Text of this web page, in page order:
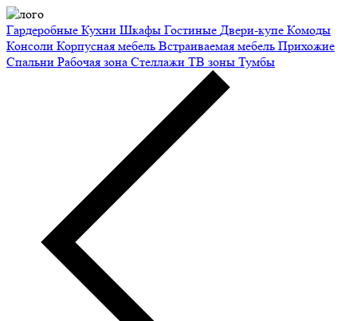
Гардеробные Кухни Шкафы Гостиные Двери-купе Комоды
Консоли Корпусная мебель Встраиваемая мебель Прихожие
Спальни Рабочая зона Стеллажи ТВ зоны Тумбы